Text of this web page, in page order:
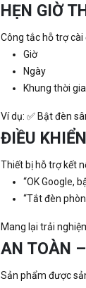
HẸN GIỜ
Công tắc hỗ trợ
Giờ
Ngày
Khung thời
Ví dụ: ✅ Bật đèn
ĐIỀU
Thiết bị hỗ trợ kết
“OK Google,
“Tắt đèn
Mang lại trải
AN TOÀN
Sản phẩm được